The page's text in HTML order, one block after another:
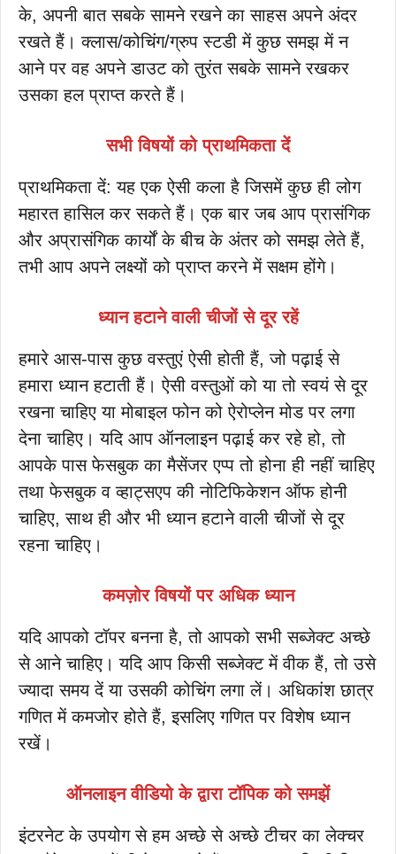
के, अपनी बात सबके सामने रखने का साहस अपने अंदर
रखते हैं। क्लास/कोचिंग/ग्रुप स्टडी में कुछ समझ में न
आने पर वह अपने डाउट को तुरंत सबके सामने रखकर
उसका हल प्राप्त करते हैं।
सभी विषयों को प्राथमिकता दें
प्राथमिकता दें: यह एक ऐसी कला है जिसमें कुछ ही लोग
महारत हासिल कर सकते हैं। एक बार जब आप प्रासंगिक
और अप्रासंगिक कार्यों के बीच के अंतर को समझ लेते हैं,
तभी आप अपने लक्ष्यों को प्राप्त करने में सक्षम होंगे।
ध्यान हटाने वाली चीजों से दूर रहें
हमारे आस-पास कुछ वस्तुएं ऐसी होती हैं, जो पढ़ाई से
हमारा ध्यान हटाती हैं। ऐसी वस्तुओं को या तो स्वयं से दूर
रखना चाहिए या मोबाइल फोन को ऐरोप्लेन मोड पर लगा
देना चाहिए। यदि आप ऑनलाइन पढ़ाई कर रहे हो, तो
आपके पास फेसबुक का मैसेंजर एप्प तो होना ही नहीं चाहिए
तथा फेसबुक व व्हाट्सएप की नोटिफिकेशन ऑफ होनी
चाहिए, साथ ही और भी ध्यान हटाने वाली चीजों से दूर
रहना चाहिए।
कमज़ोर विषयों पर अधिक ध्यान
यदि आपको टॉपर बनना है, तो आपको सभी सब्जेक्ट अच्छे
से आने चाहिए। यदि आप किसी सब्जेक्ट में वीक हैं, तो उसे
ज्यादा समय दें या उसकी कोचिंग लगा लें। अधिकांश छात्र
गणित में कमजोर होते हैं, इसलिए गणित पर विशेष ध्यान
रखें।
ऑनलाइन वीडियो के द्वारा टॉपिक को समझें
इंटरनेट के उपयोग से हम अच्छे से अच्छे टीचर का लेक्चर